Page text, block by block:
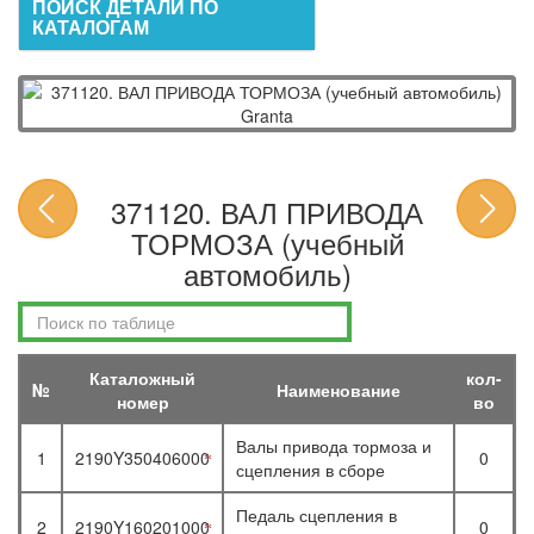
ПОИСК ДЕТАЛИ ПО
КАТАЛОГАМ
371120. ВАЛ ПРИВОДА
ТОРМОЗА (учебный
автомобиль)
№
Каталожный
номер
Наименование
кол-
во
1 2190Y350406000
Валы привода тормоза и
сцепления в сборе
0
2 2190Y160201000
Педаль сцепления в
0